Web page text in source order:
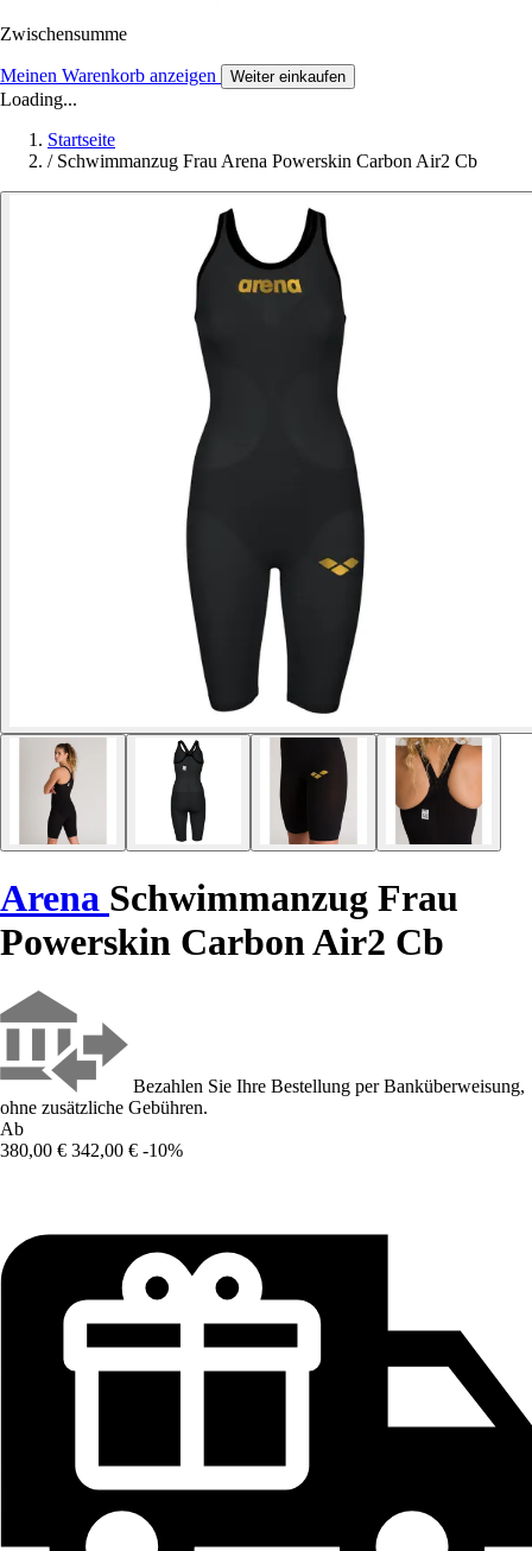
Zwischensumme
Meinen Warenkorb anzeigen Weiter einkaufen
Loading...
Startseite
/ Schwimmanzug Frau Arena Powerskin Carbon Air2 Cb
Arena Schwimmanzug Frau
Powerskin Carbon Air2 Cb
Bezahlen Sie Ihre Bestellung per Banküberweisung,
ohne zusätzliche Gebühren.
Ab
380,00 € 342,00 € -10%